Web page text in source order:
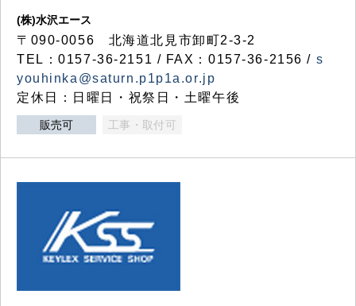
(株)水沢エース
〒090-0056 北海道北見市卸町2-3-2
TEL：0157-36-2151 / FAX：0157-36-2156 / s
youhinka@saturn.p1p1a.or.jp
定休日：日曜日・祝祭日・土曜午後
販売可 工事・取付可